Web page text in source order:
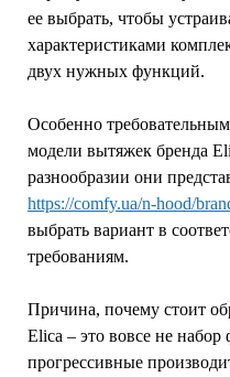
ее выбрать, чтобы
характеристиками
двух нужных функций.
Особенно
модели вытяжек бренда
разнообразии они
https://comfy.ua/n-hood/
выбрать вариант в
требованиям.
Причина, почему стоит
Elica – это вовсе не
прогрессивные